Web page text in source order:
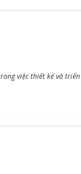
việc thiết kế và